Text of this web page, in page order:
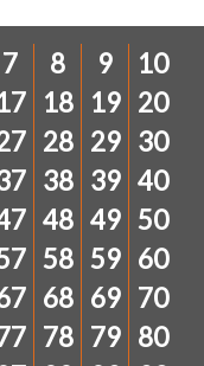
7 8 9
10
18 19 20
28 29 30
38 39 40
48 49 50
58 59 60
68 69 70
78 79 80